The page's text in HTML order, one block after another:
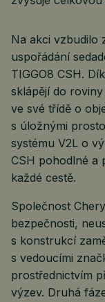
Na akci vzbudilo
uspořádání
TIGGO8 CSH.
sklápějí do
ve své třídě o
s úložnými
systému V2L o
CSH pohodlné a
každé cestě.
Společnost
bezpečnosti,
s konstrukcí
s vedoucími
prostřednictvím
výzev. Druhá